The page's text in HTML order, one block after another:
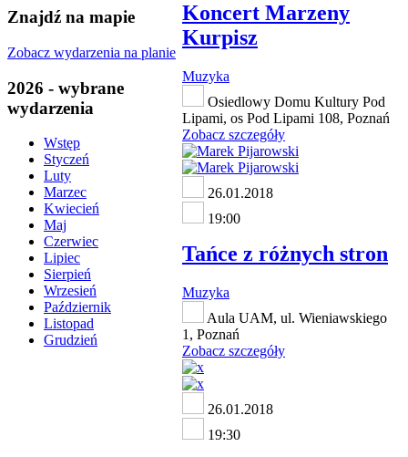
Znajdź na mapie
Zobacz wydarzenia na planie
2026 - wybrane
wydarzenia
Wstęp
Styczeń
Luty
Marzec
Kwiecień
Maj
Czerwiec
Lipiec
Sierpień
Wrzesień
Październik
Listopad
Grudzień
Koncert Marzeny
Kurpisz
Muzyka
Osiedlowy Domu Kultury Pod
Lipami, os Pod Lipami 108, Poznań
Zobacz szczegóły
26.01.2018
19:00
Tańce z różnych stron
Muzyka
Aula UAM, ul. Wieniawskiego
1, Poznań
Zobacz szczegóły
26.01.2018
19:30